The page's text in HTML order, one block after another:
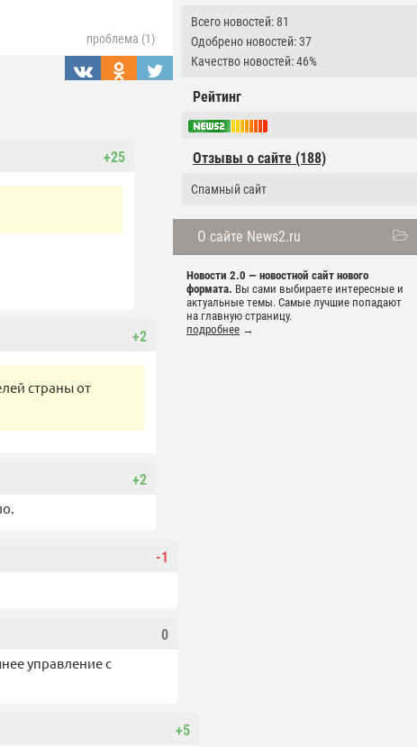
Всего новостей: 81
Одобрено новостей: 37
Качество новостей: 46%
Рейтинг
Отзывы о сайте (188)
Спамный сайт
О сайте News2.ru
Новости 2.0 — новостной сайт нового
формата. Вы сами выбираете интересные и
актуальные темы. Самые лучшие попадают
на главную страницу.
подробнее →
проблема (1)
+25
+2
страны от
+2
-1
0
управление с
+5